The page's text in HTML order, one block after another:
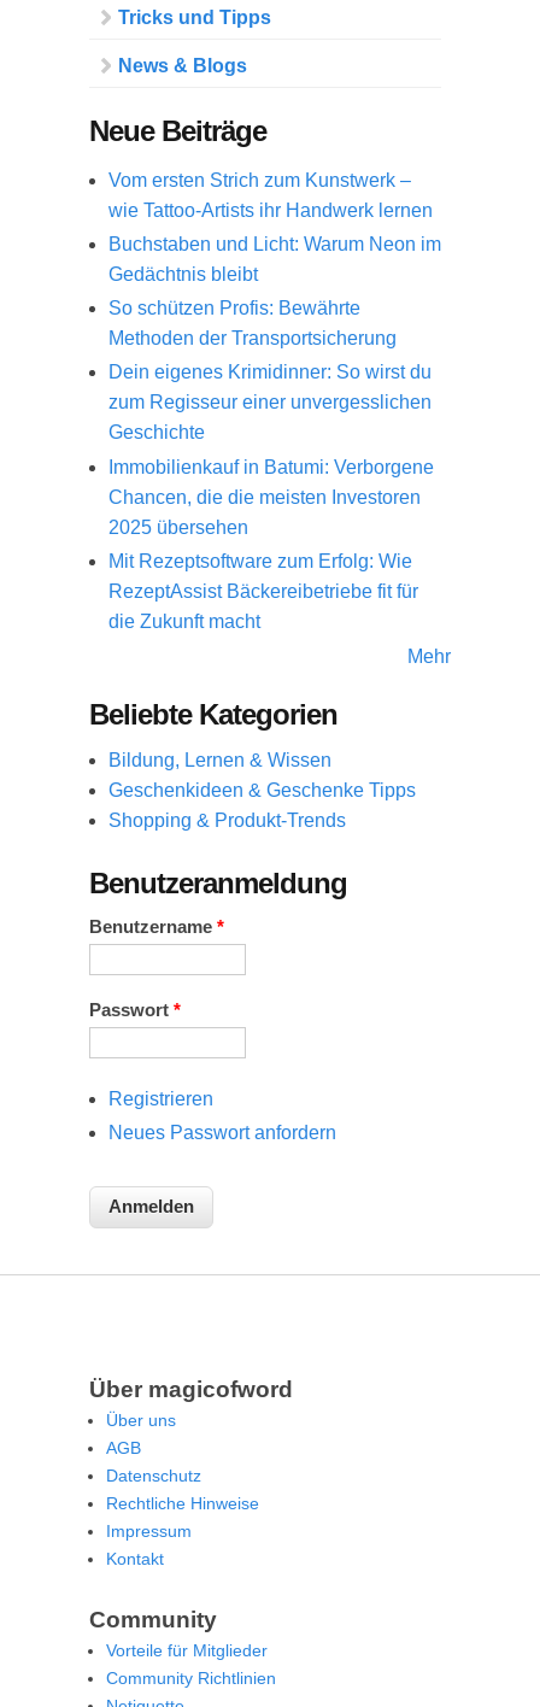
Tricks und Tipps
News & Blogs
Neue Beiträge
Vom ersten Strich zum Kunstwerk –
wie Tattoo-Artists ihr Handwerk lernen
Buchstaben und Licht: Warum Neon im
Gedächtnis bleibt
So schützen Profis: Bewährte
Methoden der Transportsicherung
Dein eigenes Krimidinner: So wirst du
zum Regisseur einer unvergesslichen
Geschichte
Immobilienkauf in Batumi: Verborgene
Chancen, die die meisten Investoren
2025 übersehen
Mit Rezeptsoftware zum Erfolg: Wie
RezeptAssist Bäckereibetriebe fit für
die Zukunft macht
Mehr
Beliebte Kategorien
Bildung, Lernen & Wissen
Geschenkideen & Geschenke Tipps
Shopping & Produkt-Trends
Benutzeranmeldung
Benutzername *
Passwort *
Registrieren
Neues Passwort anfordern
Über magicofword
Über uns
AGB
Datenschutz
Rechtliche Hinweise
Impressum
Kontakt
Community
Vorteile für Mitglieder
Community Richtlinien